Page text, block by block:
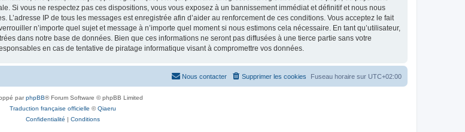
Si vous ne respectez pas ces dispositions, vous vous exposez à un bannissement immédiat et définitif et nous nous
L’adresse IP de tous les messages est enregistrée afin d’aider au renforcement de ces conditions. Vous acceptez le fait
n’importe quel sujet et message à n’importe quel moment si nous estimons cela nécessaire. En tant qu’utilisateur,
dans notre base de données. Bien que ces informations ne seront pas diffusées à une tierce partie sans votre
en cas de tentative de piratage informatique visant à compromettre vos données.
Fuseau horaire sur UTC+02:00
Supprimer les cookies
Nous contacter
parphpBB® Forum Software © phpBB Limited
Traduction française officielle ©Qiaeru
Confidentialité | Conditions